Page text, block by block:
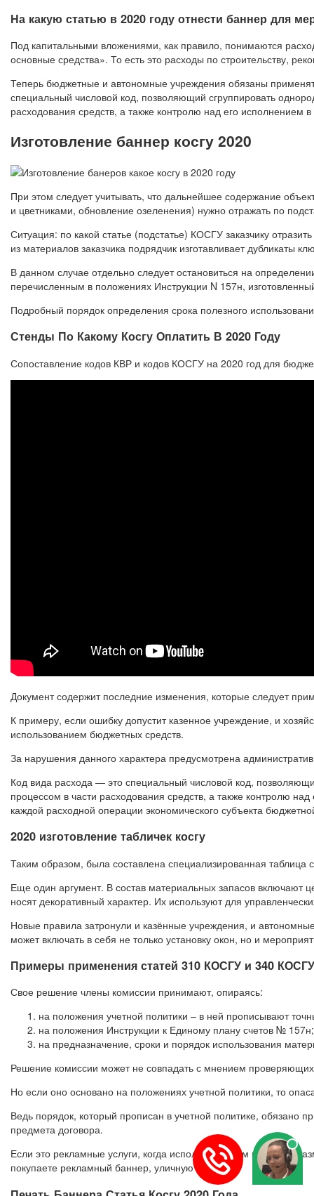
На какую статью в 2020 году отнести баннер для
Под капитальными вложениями, как правило, понимаются
основные средства». То есть это расходы по строительству,
Теперь бюджетные и автономные учреждения обязаны
специальный числовой код, позволяющий сгруппировать
расходования средств, а также контролю над его исполнением
Изготовление баннер косгу 2020
При этом следует учитывать, что дальнейшее содержание
и цветниками, обновление озеленения) нужно отражать по
Ситуация: по какой статье (подстатье) КОСГУ заказчику
из материалов заказчика подрядчик изготавливает дубликаты
В данном случае отдельно следует остановиться на
перечисленным в положениях Инструкции N 157н,
Подробный порядок определения срока полезного
Стенды По Какому Косгу Оплатить В 2020 Году
Сопоставление кодов КВР и кодов КОСГУ на 2020 год для
Документ содержит последние изменения, которые следует
К примеру, если ошибку допустит казенное учреждение, и
использованием бюджетных средств.
За нарушения данного характера предусмотрена
Код вида расхода — это специальный числовой код,
процессом в части расходования средств, а также контролю
каждой расходной операции экономического субъекта
2020 изготовление табличек косгу
Таким образом, была составлена специализированная таблица
Еще один аргумент. В состав материальных запасов включают
носят декоративный характер. Их используют для
Новые правила затронули и казённые учреждения, и
может включать в себя не только установку окон, но и
Примеры применения статей 310 КОСГУ и 340
Свое решение члены комиссии принимают, опираясь:
на положения учетной политики – в ней прописывают
на положения Инструкции к Единому плану счетов № 157н;
на предназначение, сроки и порядок использования
Решение комиссии может не совпадать с мнением
Но если оно основано на положениях учетной политики, то
Ведь порядок, который прописан в учетной политике, обязано
предмета договора.
Если это рекламные услуги, когда исполнитель сам готовит и
покупаете рекламный баннер, уличную растяжку